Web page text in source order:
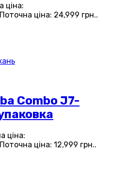
ціна:
Поточна ціна: 24,999 грн..
Combo J7-
ціна:
Поточна ціна: 12,999 грн..